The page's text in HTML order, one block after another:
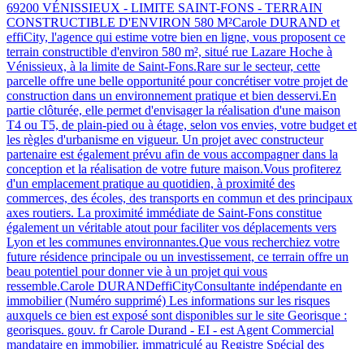
69200 VÉNISSIEUX - LIMITE SAINT-FONS - TERRAIN
CONSTRUCTIBLE D'ENVIRON 580 M²Carole DURAND et
effiCity, l'agence qui estime votre bien en ligne, vous proposent ce
terrain constructible d'environ 580 m², situé rue Lazare Hoche à
Vénissieux, à la limite de Saint-Fons.Rare sur le secteur, cette
parcelle offre une belle opportunité pour concrétiser votre projet de
construction dans un environnement pratique et bien desservi.En
partie clôturée, elle permet d'envisager la réalisation d'une maison
T4 ou T5, de plain-pied ou à étage, selon vos envies, votre budget et
les règles d'urbanisme en vigueur. Un projet avec constructeur
partenaire est également prévu afin de vous accompagner dans la
conception et la réalisation de votre future maison.Vous profiterez
d'un emplacement pratique au quotidien, à proximité des
commerces, des écoles, des transports en commun et des principaux
axes routiers. La proximité immédiate de Saint-Fons constitue
également un véritable atout pour faciliter vos déplacements vers
Lyon et les communes environnantes.Que vous recherchiez votre
future résidence principale ou un investissement, ce terrain offre un
beau potentiel pour donner vie à un projet qui vous
ressemble.Carole DURANDeffiCityConsultante indépendante en
immobilier (Numéro supprimé) Les informations sur les risques
auxquels ce bien est exposé sont disponibles sur le site Georisque :
georisques. gouv. fr Carole Durand - EI - est Agent Commercial
mandataire en immobilier, immatriculé au Registre Spécial des